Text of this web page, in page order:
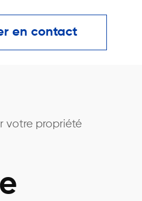
en contact
votre propriété